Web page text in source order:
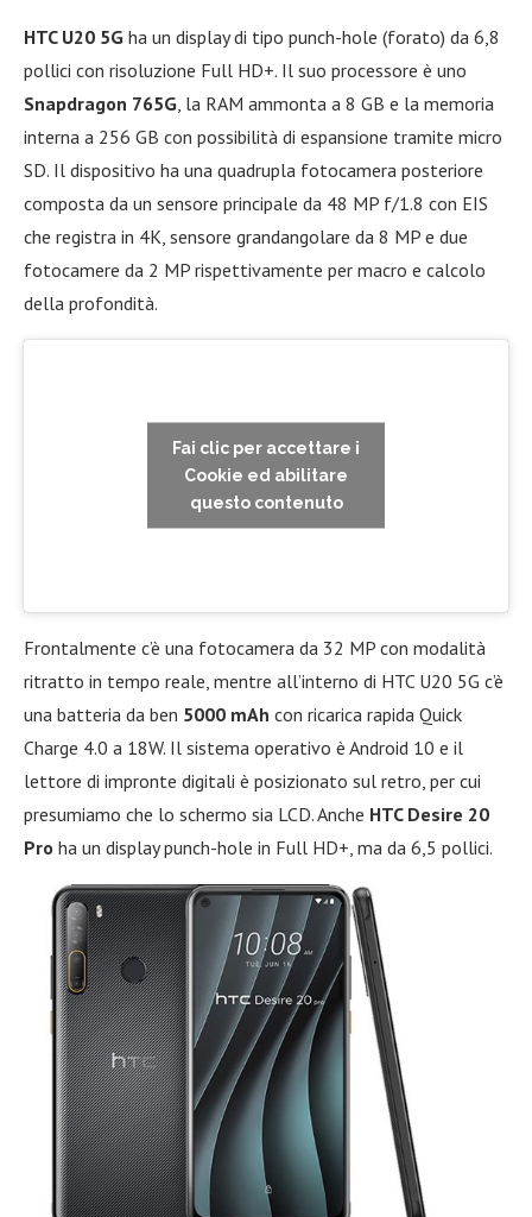
HTC U20 5G ha un display di tipo punch-hole (forato) da 6,8
pollici con risoluzione Full HD+. Il suo processore è uno
Snapdragon 765G , la RAM ammonta a 8 GB e la memoria
interna a 256 GB con possibilità di espansione tramite micro
SD. Il dispositivo ha una quadrupla fotocamera posteriore
composta da un sensore principale da 48 MP f/1.8 con EIS
che registra in 4K, sensore grandangolare da 8 MP e due
fotocamere da 2 MP rispettivamente per macro e calcolo
della profondità.
Fai clic per accettare i
Cookie ed abilitare
questo contenuto
Frontalmente c’è una fotocamera da 32 MP con modalità
ritratto in tempo reale, mentre all’interno di HTC U20 5G c’è
una batteria da ben 5000 mAh con ricarica rapida Quick
Charge 4.0 a 18W. Il sistema operativo è Android 10 e il
lettore di impronte digitali è posizionato sul retro, per cui
presumiamo che lo schermo sia LCD. Anche HTC Desire 20
Pro ha un display punch-hole in Full HD+, ma da 6,5 pollici.